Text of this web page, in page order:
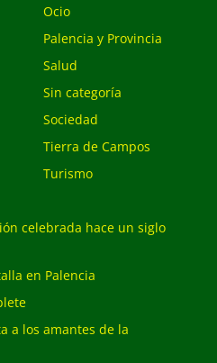
Ocio
Palencia y Provincia
Salud
Sin categoría
Sociedad
Tierra de Campos
Turismo
celebrada hace un siglo
en Palencia
a los amantes de la